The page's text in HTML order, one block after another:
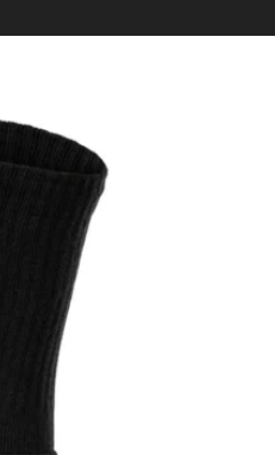
ΝΕΕΣ ΑΦΙΞΕΙΣ
ΑΕΡΟΒΟΛΑ – AIRSOFT